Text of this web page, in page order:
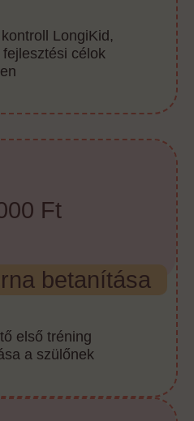
LongiKid,
célok
Ft
betanítása
első tréning
a szülőnek